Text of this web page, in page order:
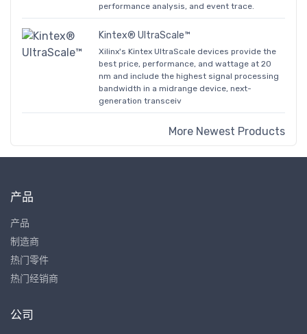
performance analysis, and event trace.
Kintex® UltraScale™
Xilinx's Kintex UltraScale devices provide the
best price, performance, and wattage at 20
nm and include the highest signal processing
bandwidth in a midrange device, next-
generation transceiv
More Newest Products
产品
产品
制造商
热门零件
热门经销商
公司